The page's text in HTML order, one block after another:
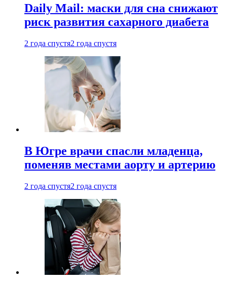
Daily Mail: маски для сна снижают
риск развития сахарного диабета
2 года спустя2 года спустя
В Югре врачи спасли младенца,
поменяв местами аорту и артерию
2 года спустя2 года спустя